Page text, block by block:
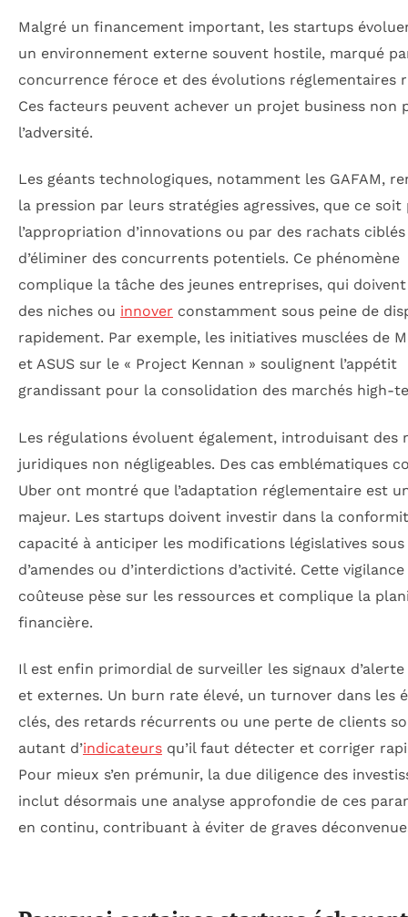
Malgré un financement important, les startups
un environnement externe souvent hostile, marqué
concurrence féroce et des évolutions réglementaires
Ces facteurs peuvent achever un projet business non
l’adversité.
Les géants technologiques, notamment les GAFAM,
la pression par leurs stratégies agressives, que ce soit
l’appropriation d’innovations ou par des rachats
d’éliminer des concurrents potentiels. Ce phénomène
complique la tâche des jeunes entreprises, qui
des niches ou innover constamment sous peine de
rapidement. Par exemple, les initiatives musclées de
et ASUS sur le « Project Kennan » soulignent l’appétit
grandissant pour la consolidation des marchés high-
Les régulations évoluent également, introduisant des
juridiques non négligeables. Des cas emblématiques
Uber ont montré que l’adaptation réglementaire est
majeur. Les startups doivent investir dans la
capacité à anticiper les modifications législatives sous
d’amendes ou d’interdictions d’activité. Cette vigilance
coûteuse pèse sur les ressources et complique la
financière.
Il est enfin primordial de surveiller les signaux
et externes. Un burn rate élevé, un turnover dans les
clés, des retards récurrents ou une perte de clients
autant d’indicateurs qu’il faut détecter et corriger
Pour mieux s’en prémunir, la due diligence des
inclut désormais une analyse approfondie de ces
en continu, contribuant à éviter de graves